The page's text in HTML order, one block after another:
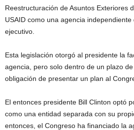
Reestructuración de Asuntos Exteriores
USAID como una agencia
ejecutivo.
Esta legislación otorgó al presidente la
agencia, pero solo dentro de un plazo
obligación de presentar un plan al
El entonces presidente Bill Clinton optó
como una entidad separada con su
entonces, el Congreso ha financiado la